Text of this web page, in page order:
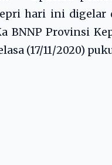
hari ini digelar
BNNP Provinsi
(17/11/2020)